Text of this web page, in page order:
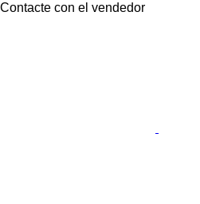
Contacte con el vendedor